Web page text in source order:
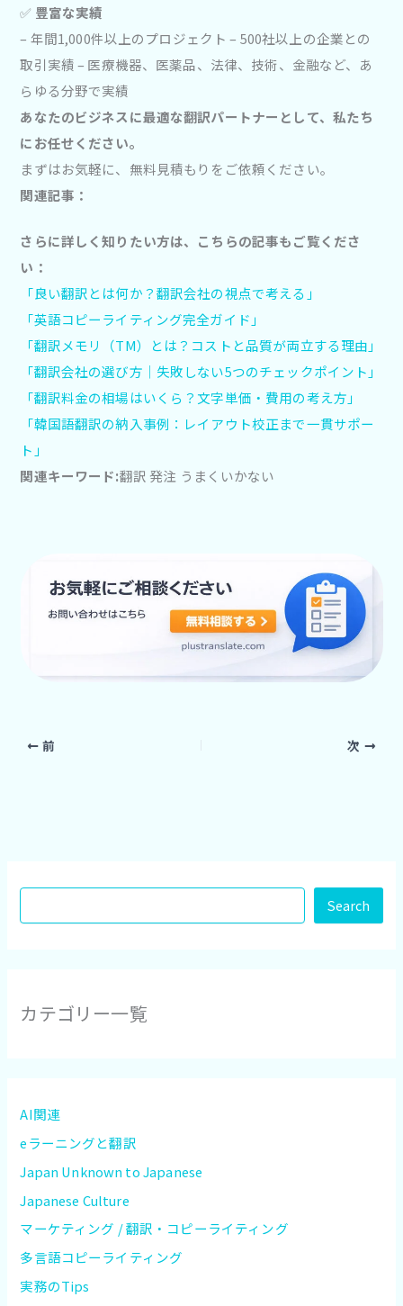
✅ 豊富な実績
– 年間1,000件以上のプロジェクト – 500社以上の企業との
取引実績 – 医療機器、医薬品、法律、技術、金融など、あ
らゆる分野で実績
あなたのビジネスに最適な翻訳パートナーとして、私たち
にお任せください。
まずはお気軽に、無料見積もりをご依頼ください。
関連記事：
さらに詳しく知りたい方は、こちらの記事もご覧くださ
い：
「良い翻訳とは何か？翻訳会社の視点で考える」
「英語コピーライティング完全ガイド」
「翻訳メモリ（TM）とは？コストと品質が両立する理由」
「翻訳会社の選び方｜失敗しない5つのチェックポイント」
「翻訳料金の相場はいくら？文字単価・費用の考え方」
「韓国語翻訳の納入事例：レイアウト校正まで一貫サポー
ト」
関連キーワード:翻訳 発注 うまくいかない
前 次
Search
カテゴリー一覧
AI関連
eラーニングと翻訳
Japan Unknown to Japanese
Japanese Culture
マーケティング / 翻訳・コピーライティング
多言語コピーライティング
実務のTips